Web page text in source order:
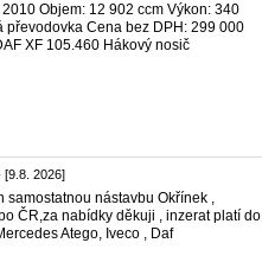
Objem: 12 902 ccm Výkon: 340
převodovka Cena bez DPH: 299 000
XF 105.460 Hákový nosič
[9.8. 2026]
samostatnou nástavbu Okřínek ,
ČR,za nabídky děkuji , inzerat platí do
Atego, Iveco , Daf